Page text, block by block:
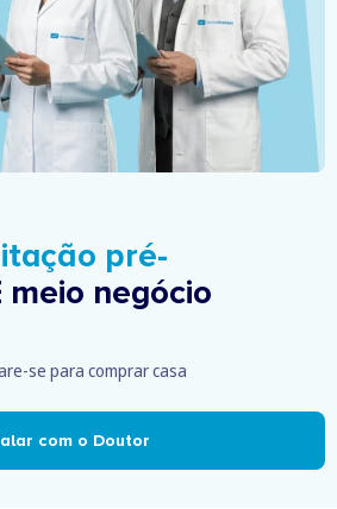
pré-
meio negócio
se para comprar casa
com o Doutor